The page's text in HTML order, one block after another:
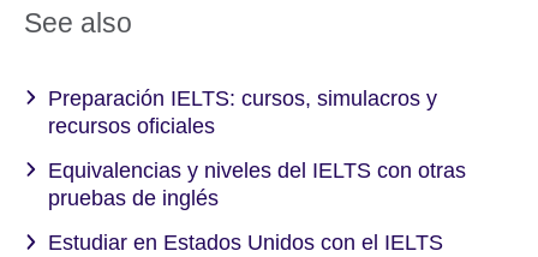
See also
Preparación IELTS: cursos, simulacros y
recursos oficiales
Equivalencias y niveles del IELTS con otras
pruebas de inglés
Estudiar en Estados Unidos con el IELTS